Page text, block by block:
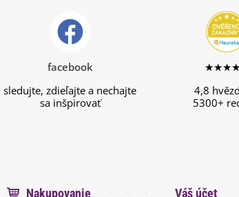
facebook
sledujte, zdieľajte a nechajte
sa inšpirovať
4,8
5300+
Nakupovanie Váš účet